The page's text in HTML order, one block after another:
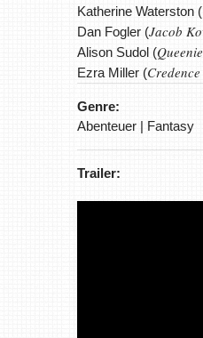
Katherine Waterston (
Dan Fogler (Jacob
Alison Sudol (Queenie
Ezra Miller (
Genre:
Abenteuer | Fantasy
Trailer: